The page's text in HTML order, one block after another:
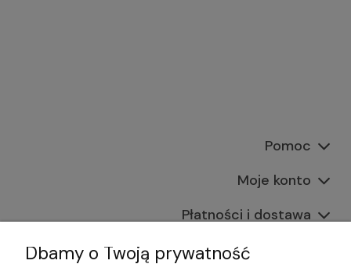
Pomoc
Moje konto
Płatności i dostawa
Informacje
Dbamy o Twoją prywatność